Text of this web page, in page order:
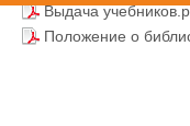
Выдача
Положение о